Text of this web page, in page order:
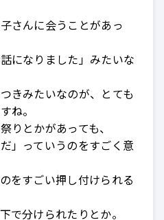
さんに会うことがあっ
になりました」みたいな
きみたいなのが、とても
ね。
りとかがあっても、
」っていうのをすごく意
をすごい押し付けられる
で分けられたりとか。